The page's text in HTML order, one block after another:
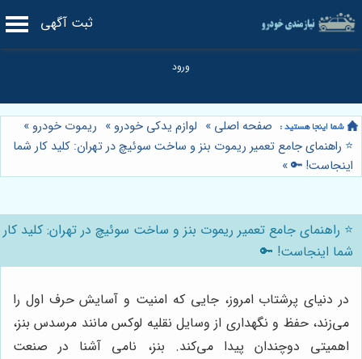
ثبت آگهی
صفحه اصلی » لوازم یدکی خودرو » ریموت خودرو »
⭐️ راهنمای جامع تعمیر ریموت بنز و ساخت سوئیچ در تهران: کلید کار شما
اینجاست! 🔑»
⭐️ راهنمای جامع تعمیر ریموت بنز و ساخت سوئیچ در تهران: کلید کار
شما اینجاست! 🔑
در دنیای پرشتاب امروز، جایی که امنیت و آسایش حرف اول را
می‌زند، حفظ و نگهداری از وسایل نقلیه لوکس مانند مرسدس بنز،
اهمیتی دوچندان پیدا می‌کند. بنز، نامی آشنا در صنعت